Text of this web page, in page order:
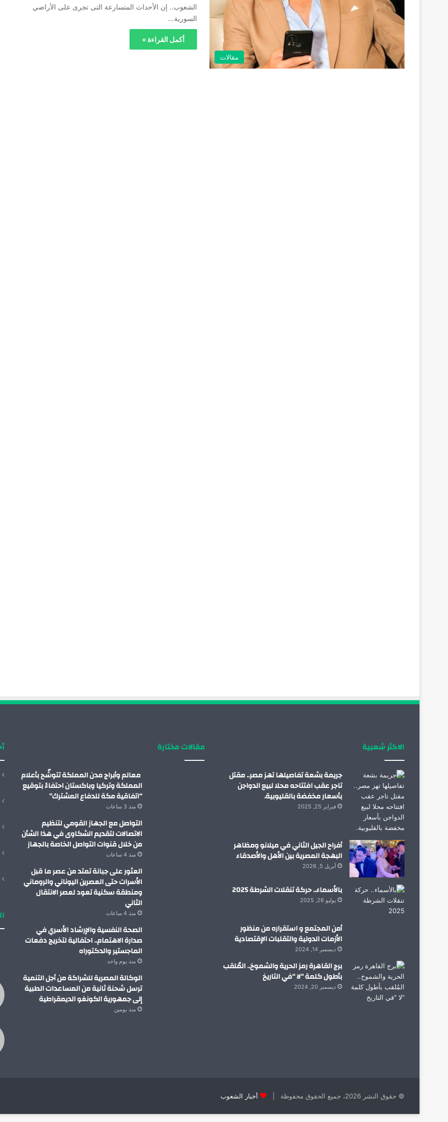
مقالات
الشعوب.. إن الأحداث المتسارعة التى تجرى على الأراضي
السورية…
أكمل القراءة »
الاكثر شعبية
جريمة بشعة تفاصيلها تهز مصر.. مقتل
تاجر عقب افتتاحه محلا لبيع الدواجن
بأسعار مخفضة بالقليوبية.
فبراير 25, 2025
أفراح الجيل الثاني في ميلانو ومظاهر
البهجة المصرية بين الأهل والأصدقاء
أبريل 5, 2026
بالأسماء.. حركة تنقلات الشرطة 2025
يوليو 26, 2025
أمن المجتمع و استقراره من منظور
الأزمات الدولية والتقلبات الإقتصادية
ديسمبر 14, 2024
برج القاهرة رمز الحرية والشموخ.. المُلقب
بأطول كلمة “لا “في التاريخ
ديسمبر 20, 2024
مقالات مختارة
معالم وأبراج مدن المملكة تتوشّح بأعلام
المملكة وتركيا وباكستان احتفاءً بتوقيع
“اتفاقية مكة للدفاع المشترك”
منذ 3 ساعات
التواصل مع الجهاز القومي لتنظيم
الاتصالات لتقديم الشكاوى في هذا الشأن
من خلال قنوات التواصل الخاصة بالجهاز
منذ 4 ساعات
العثور على جبانة تمتد من عصر ما قبل
الأسرات حتى العصرين اليوناني والروماني
ومنطقة سكنية تعود لعصر الانتقال
الثاني
منذ 4 ساعات
الصحة النفسية والإرشاد الأسري في
صدارة الاهتمام.. احتفالية لتخريج دفعات
الماجستير والدكتوراه
منذ يوم واحد
الوكالة المصرية للشراكة من أجل التنمية
ترسل شحنة ثانية من المساعدات الطبية
إلى جمهورية الكونغو الديمقراطية
منذ يومين
© حقوق النشر 2026، جميع الحقوق محفوظة | أخبار الشعوب